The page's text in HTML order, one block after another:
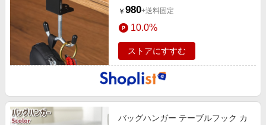
￥ 980+送料固定
10.0%
ストアにすすむ
バッグハンガー テーブルフック カ